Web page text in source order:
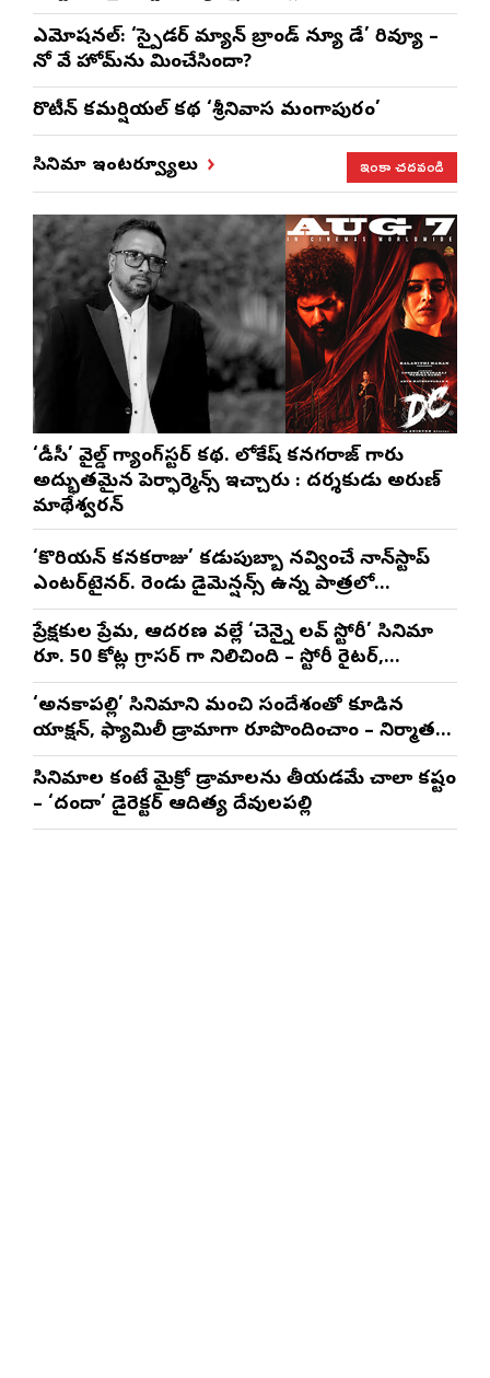
ఎమోష‌న‌ల్‌: ‘స్పైడర్ మ్యాన్ బ్రాండ్ న్యూ డే’ రివ్యూ –
నో వే హోమ్‌ను మించేసిందా?
రొటీన్‌ కమర్షియల్‌ కథ ‘శ్రీనివాస మంగాపురం’
సినిమా ఇంటర్వ్యూలు ఇంకా చదవండి
‘డీసీ’ వైల్డ్ గ్యాంగ్‌స్టర్ కథ. లోకేష్ కనగరాజ్ గారు
అద్భుతమైన పెర్ఫార్మెన్స్ ఇచ్చారు : దర్శకుడు అరుణ్
మాథేశ్వరన్
‘కొరియన్ కనకరాజు’ కడుపుబ్బా నవ్వించే నాన్‌స్టాప్
ఎంటర్‌టైనర్. రెండు డైమెన్షన్స్ ఉన్న పాత్రలో
నటించడం చాలా సంతృప్తినిచ్చింది : వరుణ్ తేజ్
ప్రేక్షకుల ప్రేమ, ఆదరణ వల్లే ‘చెన్నై లవ్ స్టోరీ’ సినిమా
రూ. 50 కోట్ల గ్రాసర్ గా నిలిచింది – స్టోరీ రైటర్,
ప్రొడ్యూసర్ సాయి రాజేష్
‘అనకాపల్లి’ సినిమాని మంచి సందేశంతో కూడిన
యాక్షన్, ఫ్యామిలీ డ్రామాగా రూపొందించాం – నిర్మాతలు
త్రినాథరావు నక్కిన, కాండ్రేగుల నాయుడు
సినిమాల కంటే మైక్రో డ్రామాలను తీయడమే చాలా కష్టం
– ‘దందా’ డైరెక్ట‌ర్ ఆదిత్య దేవులపల్లి